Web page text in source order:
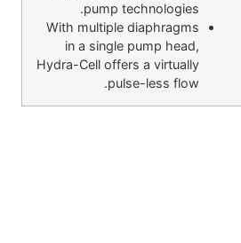
pump technologies.
With multiple diaphragms
in a single pump head,
Hydra-Cell offers a virtually
pulse-less flow.